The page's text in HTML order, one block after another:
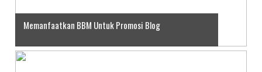
Memanfaatkan BBM Untuk Promosi Blog